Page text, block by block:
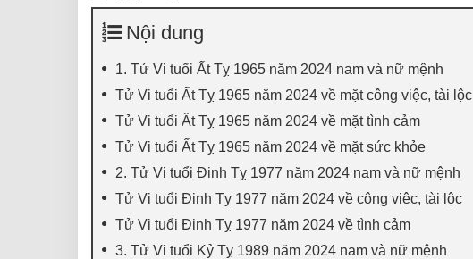
Nội dung
1. Tử Vi tuổi Ất Tỵ 1965 năm 2024 nam và nữ mệnh
Tử Vi tuổi Ất Tỵ 1965 năm 2024 về mặt công việc, tài lộc
Tử Vi tuổi Ất Tỵ 1965 năm 2024 về mặt tình cảm
Tử Vi tuổi Ất Tỵ 1965 năm 2024 về mặt sức khỏe
2. Tử Vi tuổi Đinh Tỵ 1977 năm 2024 nam và nữ mệnh
Tử Vi tuổi Đinh Tỵ 1977 năm 2024 về công việc, tài lộc
Tử Vi tuổi Đinh Tỵ 1977 năm 2024 về tình cảm
3. Tử Vi tuổi Kỷ Tỵ 1989 năm 2024 nam và nữ mệnh